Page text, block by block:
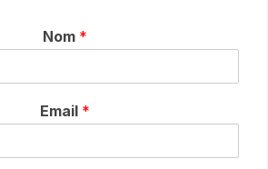
Nom *
Email *